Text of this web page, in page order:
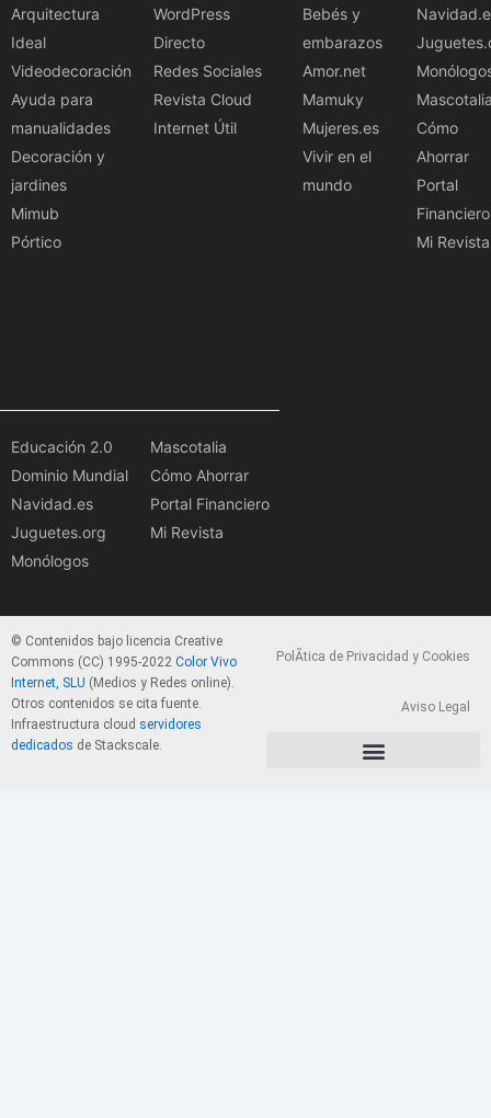
Arquitectura
Ideal
Videodecoración
Ayuda para
manualidades
Decoración y
jardines
Mimub
Pórtico
WordPress
Directo
Redes Sociales
Revista Cloud
Internet Útil
Bebés y
embarazos
Amor.net
Mamuky
Mujeres.es
Vivir en el
mundo
Cómo
Ahorrar
Portal
Financiero
Mi Revista
Educación 2.0
Dominio Mundial
Navidad.es
Juguetes.org
Monólogos
Mascotalia
Cómo Ahorrar
Portal Financiero
Mi Revista
© Contenidos bajo licencia Creative
Commons (CC) 1995-2022 Color Vivo
Internet, SLU (Medios y Redes online).
Otros contenidos se cita fuente.
Infraestructura cloud servidores
dedicados de Stackscale.
PolÃ­tica de Privacidad y Cookies
Aviso Legal